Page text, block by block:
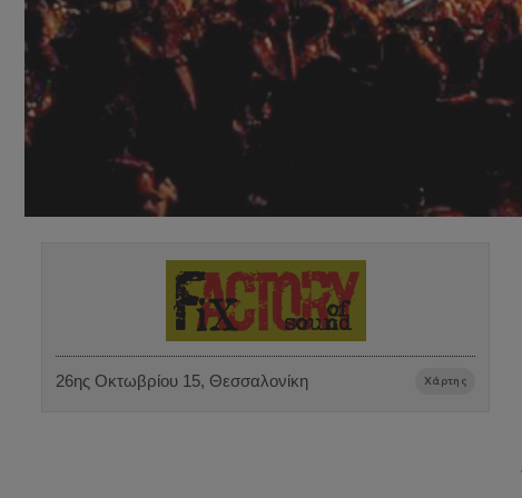
26ης Οκτωβρίου 15, Θεσσαλονίκη Χάρτης